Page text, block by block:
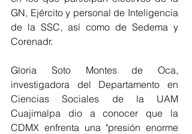
GN, Ejército y personal de Inteligencia
de la SSC, así como de Sedema y
Corenadr.
Gloria Soto Montes de Oca,
investigadora del Departamento en
Ciencias Sociales de la UAM
Cuajimalpa dio a conocer que la
CDMX enfrenta una "presión enorme